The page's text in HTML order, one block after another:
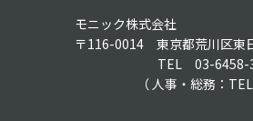
モニック株式会社
〒116-0014 東京都荒川区東
TEL 03-6458-
（ 人事・総務：